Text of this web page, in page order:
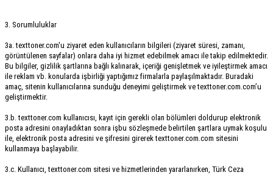
3. Sorumluluklar
3a. texttoner.com'u ziyaret eden kullanıcıların bilgileri (ziyaret süresi, zamanı,
görüntülenen sayfalar) onlara daha iyi hizmet edebilmek amacı ile takip edilmektedir.
Bu bilgiler, gizlilik şartlarına bağlı kalınarak, içeriği genişletmek ve iyileştirmek amacı
ile reklam vb. konularda işbirliği yaptığımız firmalarla paylaşılmaktadır. Buradaki
amaç, sitenin kullanıcılarına sunduğu deneyimi geliştirmek ve texttoner.com.com’u
geliştirmektir.
3.b. texttoner.com kullanıcısı, kayıt için gerekli olan bölümleri doldurup elektronik
posta adresini onayladıktan sonra işbu sözleşmede belirtilen şartlara uymak koşulu
ile, elektronik posta adresini ve şifresini girerek texttoner.com.com sitesini
kullanmaya başlayabilir.
3.c. Kullanıcı, texttoner.com sitesi ve hizmetlerinden yararlanırken, Türk Ceza